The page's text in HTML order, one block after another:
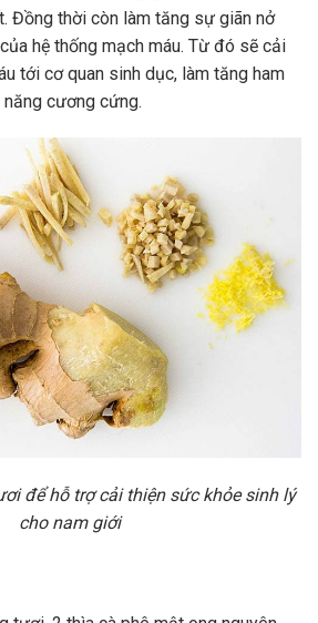
Đồng thời còn làm tăng sự giãn nở
hệ thống mạch máu. Từ đó sẽ cải
tới cơ quan sinh dục, làm tăng ham
cương cứng.
để hỗ trợ cải thiện sức khỏe sinh lý
cho nam giới